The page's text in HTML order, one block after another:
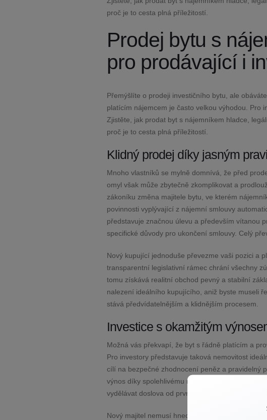
proč je to cesta plná příležitostí.
Prodej bytu s
pro prodávající i
Přemýšlíte o prodeji investičního bytu, ale
platícím nájemcem je často velkou výhodou. Pro
Zjistěte, jak prodat byt s nájemníkem hladce,
proč je to cesta plná příležitostí.
Klidný prodej díky jasným
Mnoho vlastníků se mylně domnívá, že před
omyl však může zbytečně zkomplikovat a
zákoníku změna majitele bytu, ve kterém
povinnosti vyplývající z nájemní smlouvy
představuje značnou úlevu a především vítanou
specifické důvody pro ukončení smlouvy. Celý
Nový kupující jednoduše převezme vaši pozici a
transparentní legislativní rámec chrání všechny
tomu získává realitní obchod pevný a stabilní
nalezení ideálního kupujícího, aniž byste museli
stává předvídatelnějším a klidnějším procesem.
Investice s okamžitým
Možná vás překvapí, že byt s řádně platícím a
Pro investory představuje taková nemovitost
cílí na bezpečné zhodnocení peněz a pravidelný
výnos díky spolehlivému nájemníkovi, ušetříte
vydělávat doslova od prvního dne koupě.
Nový majitel nemusí hned po koupi organizovat